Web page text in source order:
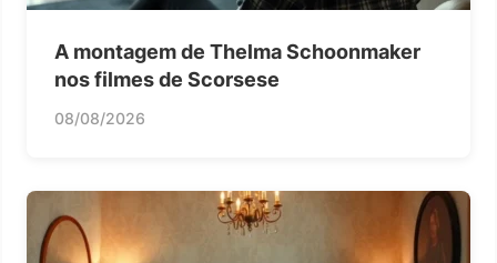
A montagem de Thelma Schoonmaker
nos filmes de Scorsese
08/08/2026